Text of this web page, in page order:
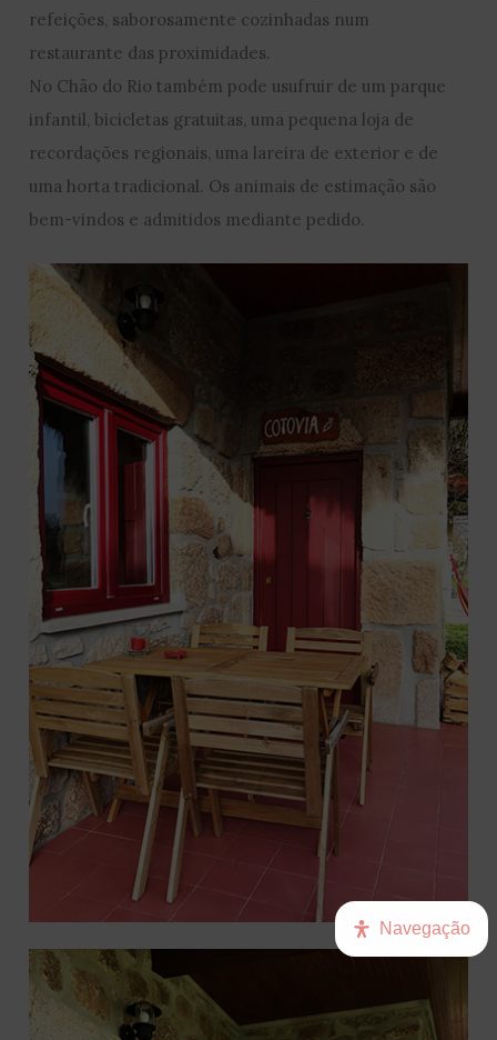
refeições, saborosamente cozinhadas num
restaurante das proximidades.
No Chão do Rio também pode usufruir de um parque
infantil, bicicletas gratuitas, uma pequena loja de
recordações regionais, uma lareira de exterior e de
uma horta tradicional. Os animais de estimação são
bem-vindos e admitidos mediante pedido.
Navegação